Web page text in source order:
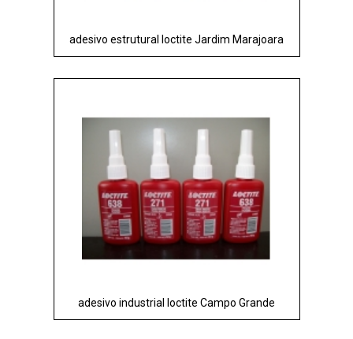
adesivo estrutural loctite Jardim Marajoara
adesivo industrial loctite Campo Grande